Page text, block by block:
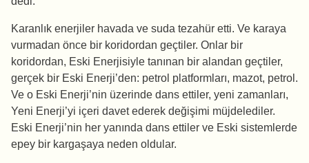
Karanlık enerjiler havada ve suda tezahür etti. Ve karaya
vurmadan önce bir koridordan geçtiler. Onlar bir
koridordan, Eski Enerjisiyle tanınan bir alandan geçtiler,
gerçek bir Eski Enerji’den: petrol platformları, mazot, petrol.
Ve o Eski Enerji’nin üzerinde dans ettiler, yeni zamanları,
Yeni Enerji’yi içeri davet ederek değişimi müjdelediler.
Eski Enerji’nin her yanında dans ettiler ve Eski sistemlerde
epey bir kargaşaya neden oldular.